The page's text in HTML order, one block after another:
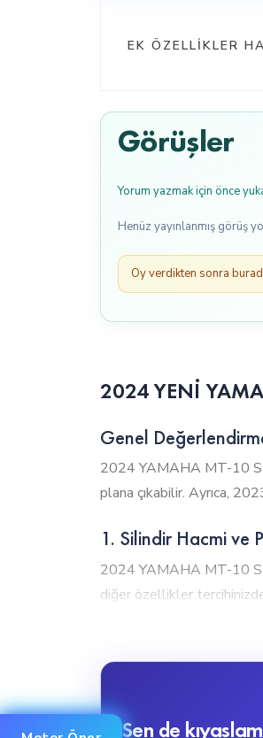
EK ÖZELLIKLER
Görüşler
Yorum yazmak için önce
Henüz yayınlanmış görüş
Oy verdikten sonra
2024 YENİ
Genel
2024 YAMAHA MT-10
plana çıkabilir. Ayrıca,
1. Silindir Hacmi ve
2024 YAMAHA MT-10
diğer özellikler
2024 YAMAHA MT-10
2024 YAMAHA MT-10
Sen de